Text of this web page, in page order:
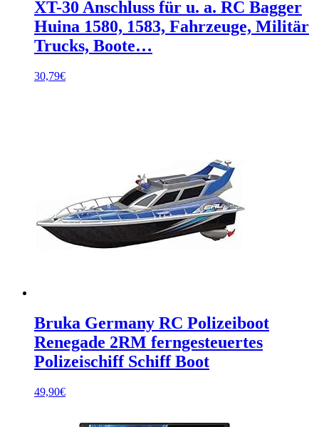
XT-30 Anschluss für u. a. RC Bagger
Huina 1580, 1583, Fahrzeuge, Militär
Trucks, Boote…
30,79€
Bruka Germany RC Polizeiboot
Renegade 2RM ferngesteuertes
Polizeischiff Schiff Boot
49,90€